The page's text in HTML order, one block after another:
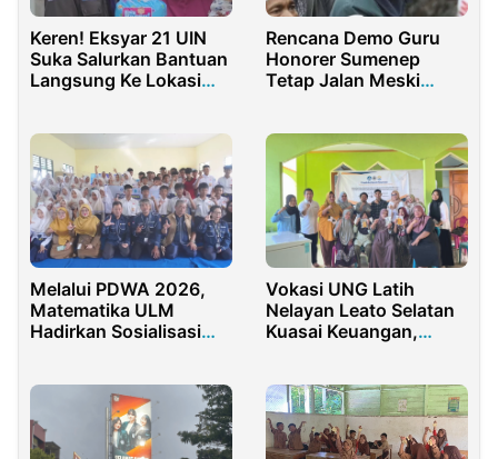
Keren! Eksyar 21 UIN
Suka Salurkan Bantuan
Langsung Ke Lokasi
Rencana Demo Guru
Honorer Sumenep
Tetap Jalan Meski
Melalui PDWA 2026,
Matematika ULM
Hadirkan Sosialisasi
Vokasi UNG Latih
Nelayan Leato Selatan
Kuasai Keuangan,
Nike